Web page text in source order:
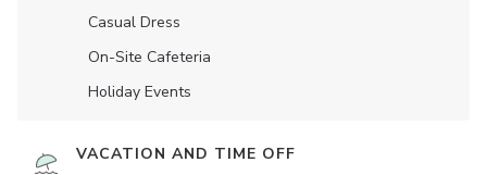
Casual Dress
On-Site Cafeteria
Holiday Events
VACATION AND TIME OFF